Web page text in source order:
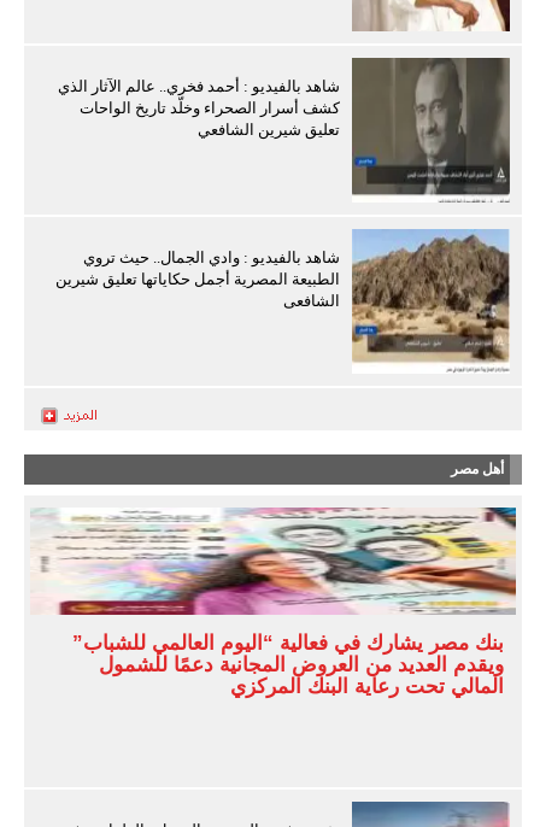
شاهد بالفيديو : أحمد فخري.. عالم الآثار الذي
كشف أسرار الصحراء وخلّد تاريخ الواحات
تعليق شيرين الشافعي
شاهد بالفيديو : وادي الجمال.. حيث تروي
الطبيعة المصرية أجمل حكاياتها تعليق شيرين
الشافعى
أهل مصر
بنك مصر يشارك في فعالية “اليوم العالمي للشباب”
ويقدم العديد من العروض المجانية دعمًا للشمول
المالي تحت رعاية البنك المركزي